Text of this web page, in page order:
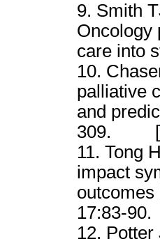
9. Smith
Oncology
care into
10.
palliative
and
309. [
11. Tong
impact
outcomes
17:83-
12. Potter